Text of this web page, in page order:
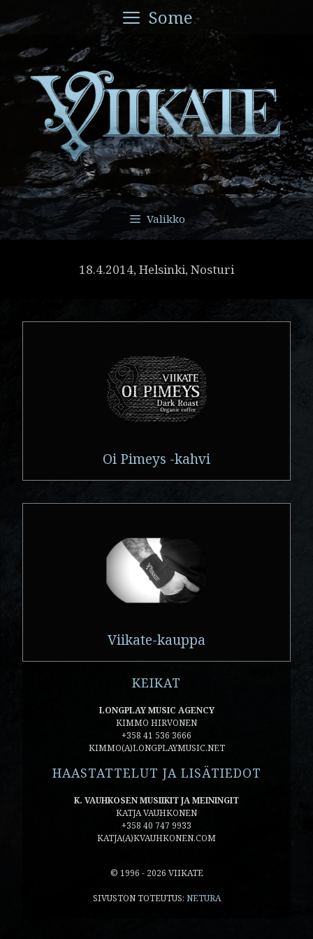
sisältöön
Some
Valikko
18.4.2014, Helsinki, Nosturi
Oi Pimeys -kahvi
Viikate-kauppa
KEIKAT
LONGPLAY MUSIC AGENCY
KIMMO HIRVONEN
+358 41 536 3666
KIMMO(A)LONGPLAYMUSIC.NET
HAASTATTELUT JA LISÄTIEDOT
K. VAUHKOSEN MUSIIKIT JA MEININGIT
KATJA VAUHKONEN
+358 40 747 9933
KATJA(A)KVAUHKONEN.COM
© 1996 - 2026 VIIKATE
SIVUSTON TOTEUTUS: NETURA